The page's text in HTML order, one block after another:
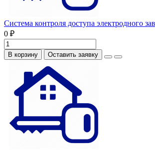
Система контроля доступа электродного
0 ₽
В корзину Оставить заявку